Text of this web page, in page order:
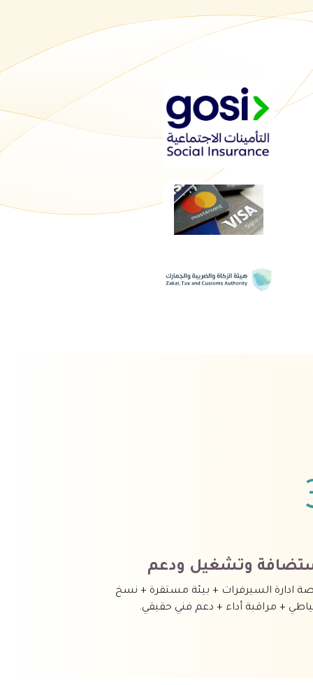
وتشغيل ودعم
ادارة السيرفرات + بيئة مستقرة + نسخ
+ مراقبة أداء + دعم فني حقيقي.